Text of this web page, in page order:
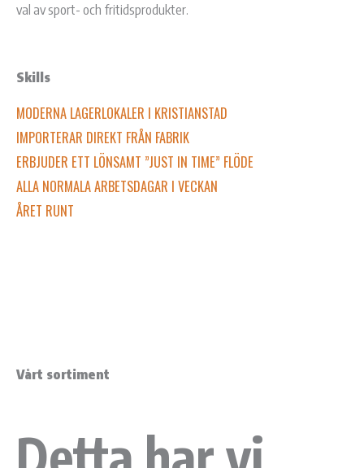
val av sport- och fritidsprodukter.
Skills
MODERNA LAGERLOKALER I KRISTIANSTAD
IMPORTERAR DIREKT FRÅN FABRIK
ERBJUDER ETT LÖNSAMT ”JUST IN TIME” FLÖDE
ALLA NORMALA ARBETSDAGAR I VECKAN
ÅRET RUNT
Vårt sortiment